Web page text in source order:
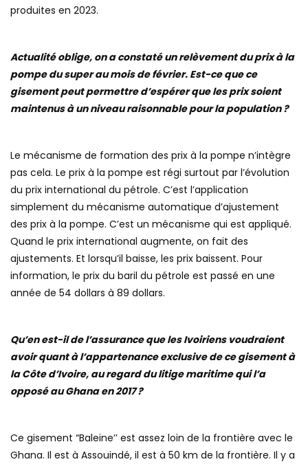
produites en 2023.
Actualité oblige, on a constaté un relèvement du prix à la
pompe du super au mois de février. Est-ce que ce
gisement peut permettre d’espérer que les prix soient
maintenus à un niveau raisonnable pour la population ?
Le mécanisme de formation des prix à la pompe n’intègre
pas cela. Le prix à la pompe est régi surtout par l’évolution
du prix international du pétrole. C’est l’application
simplement du mécanisme automatique d’ajustement
des prix à la pompe. C’est un mécanisme qui est appliqué.
Quand le prix international augmente, on fait des
ajustements. Et lorsqu’il baisse, les prix baissent. Pour
information, le prix du baril du pétrole est passé en une
année de 54 dollars à 89 dollars.
Qu’en est-il de l’assurance que les Ivoiriens voudraient
avoir quant à l’appartenance exclusive de ce gisement à
la Côte d’Ivoire, au regard du litige maritime qui l’a
opposé au Ghana en 2017 ?
Ce gisement “Baleine’’ est assez loin de la frontière avec le
Ghana. Il est à Assouindé, il est à 50 km de la frontière. Il y a